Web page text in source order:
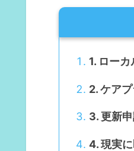
1. ロー
2. ケア
3. 更新
4. 現実